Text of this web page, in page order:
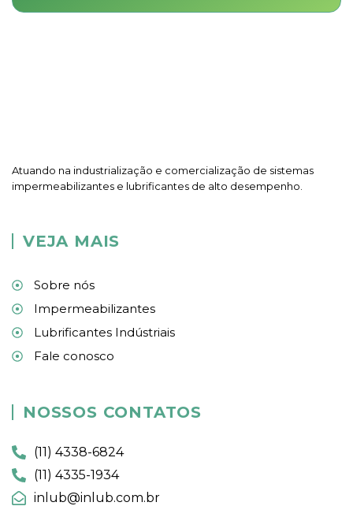
Atuando na industrialização e comercialização de sistemas
impermeabilizantes e lubrificantes de alto desempenho.
VEJA MAIS
Sobre nós
Impermeabilizantes
Lubrificantes Indústriais
Fale conosco
NOSSOS CONTATOS
(11) 4338-6824
(11) 4335-1934
inlub@inlub.com.br